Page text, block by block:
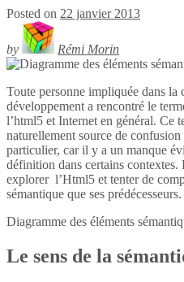
Posted on 22 janvier 2013
by Rémi Morin
Toute personne impliquée dans la
développement a rencontré le
l’html5 et Internet en général. Ce
naturellement source de
particulier, car il y a un manque
définition dans certains contextes.
explorer l’Html5 et tenter de
sémantique que ses prédécesseurs.
Diagramme des éléments
Le sens de la